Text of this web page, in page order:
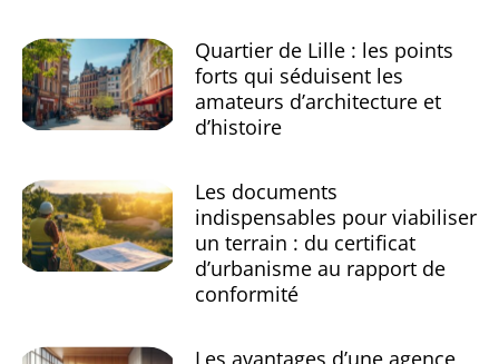
Quartier de Lille : les points
forts qui séduisent les
amateurs d’architecture et
d’histoire
Les documents
indispensables pour viabiliser
un terrain : du certificat
d’urbanisme au rapport de
conformité
Les avantages d’une agence